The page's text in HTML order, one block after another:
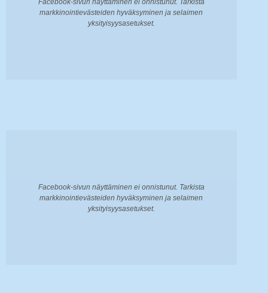
markkinointievästeiden hyväksyminen ja selaimen
yksityisyysasetukset.
Facebook-sivun näyttäminen ei onnistunut. Tarkista
markkinointievästeiden hyväksyminen ja selaimen
yksityisyysasetukset.